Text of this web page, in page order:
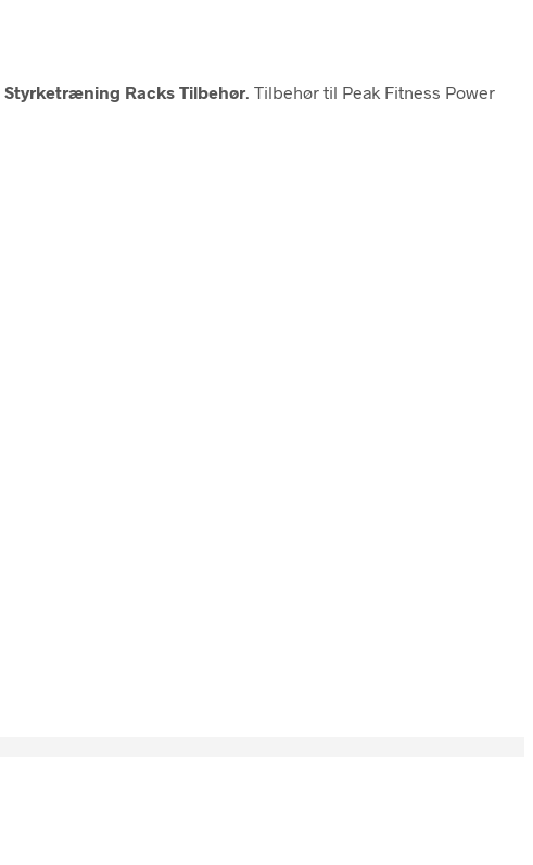
Styrketræning Racks Tilbehør . Tilbehør til Peak Fitness Power